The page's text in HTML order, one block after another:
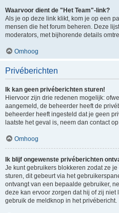
Waarvoor dient de "Het Team"-link?
Als je op deze link klikt, kom je op een
mensen die het forum beheren. Deze
moderators, met bijhorende details
Omhoog
Privéberichten
Ik kan geen privéberichten sturen!
Hiervoor zijn drie redenen mogelijk:
aangemeld, de beheerder heeft de
beheerder heeft ingesteld dat je geen
laatste het geval is, neem dan contact
Omhoog
Ik blijf ongewenste privéberichten
Je kunt gebruikers blokkeren zodat ze
sturen, dit gebeurt via het
ontvangt van een bepaalde gebruiker,
deze kan ervoor zorgen dat hij of zij
gebruik de meldknop in het privébericht.